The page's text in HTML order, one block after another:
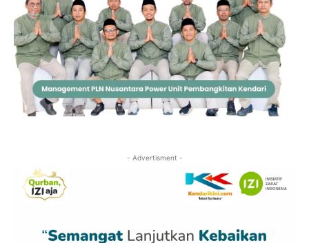
- Advertisment -